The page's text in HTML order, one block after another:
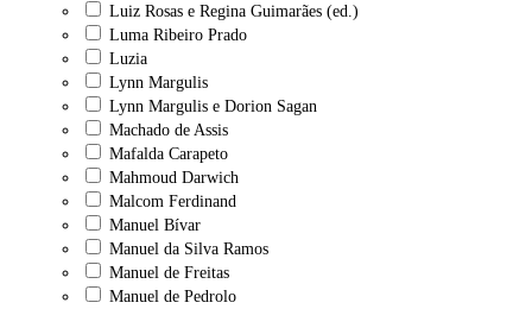
Luiz Rosas e Regina Guimarães (ed.)
Luma Ribeiro Prado
Luzia
Lynn Margulis
Lynn Margulis e Dorion Sagan
Machado de Assis
Mafalda Carapeto
Mahmoud Darwich
Malcom Ferdinand
Manuel Bívar
Manuel da Silva Ramos
Manuel de Freitas
Manuel de Pedrolo